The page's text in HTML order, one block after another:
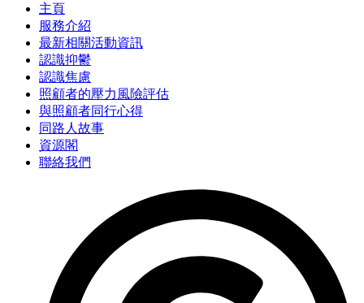
主頁
服務介紹
最新相關活動資訊
認識抑鬱
認識焦慮
照顧者的壓力風險評估
與照顧者同行心得
同路人故事
資源閣
聯絡我們